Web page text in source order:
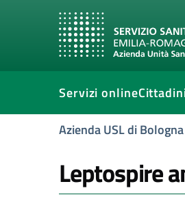
Servizi online
Azienda USL di Bologna
Leptospire